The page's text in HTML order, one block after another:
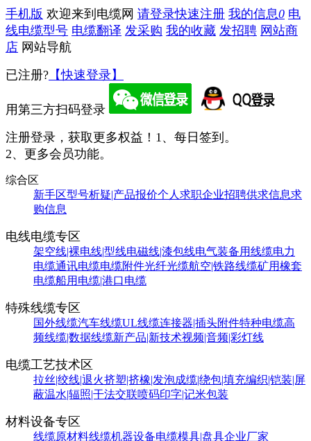
手机版 欢迎来到电缆网 请登录快速注册 我的信息0 电
线电缆型号 电缆翻译 发采购 我的收藏 发招聘 网站商
店 网站导航
已注册? 【快速登录】
用第三方扫码登录
注册登录，获取更多权益！ 1、每日签到。
2、更多会员功能。
综合区
新手区型号析疑|产品报价个人求职企业招聘供求信息求
购信息
电线电缆专区
架空线|裸电线|型线电磁线|漆包线电气装备用线缆电力
电缆通讯电缆电缆附件光纤光缆航空|铁路线缆矿用橡套
电缆船用电缆|港口电缆
特殊线缆专区
国外线缆汽车线缆UL线缆连接器|插头附件特种电缆高
频线缆|数据线缆新产品|新技术视频|音频|彩灯线
电缆工艺技术区
拉丝|绞线|退火挤塑|挤橡|发泡成缆|绕包|填充编织|铠装|屏
蔽温水|辐照|干法交联喷码印字|记米包装
材料设备专区
线缆原材料线缆机器设备电缆模具|盘具企业厂家